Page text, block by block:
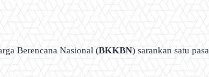
Berencana Nasional (BKKBN) sarankan satu